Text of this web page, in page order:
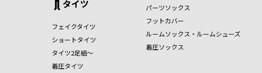
タイツ
フェイクタイツ
ショートタイツ
タイツ2足組～
着圧タイツ
パーツソックス
フットカバー
ルームソックス・ルームシューズ
着圧ソックス